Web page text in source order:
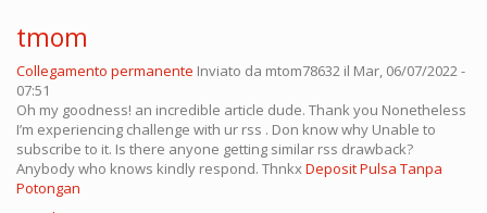
tmom
Collegamento permanente Inviato da mtom78632 il Mar, 06/07/2022 -
07:51
Oh my goodness! an incredible article dude. Thank you Nonetheless
I’m experiencing challenge with ur rss . Don know why Unable to
subscribe to it. Is there anyone getting similar rss drawback?
Anybody who knows kindly respond. ThnkxDeposit Pulsa Tanpa
Potongan